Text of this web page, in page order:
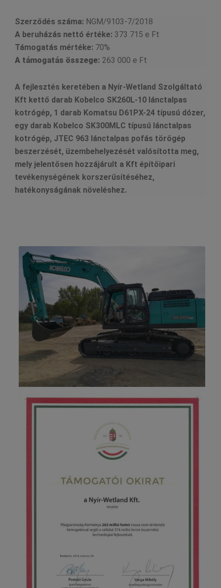
Szerződés száma: NGM/9103-7/2018
A beruházás nettó értéke: 373 715 e Ft
Támogatás mértéke: 70%
A támogatás összege: 263 000 e Ft
A fejlesztés keretében a Nyír-Wetland Szolgáltató
Kft kettő darab Kobelco SK260L-10 lánctalpas
kotrógép, 1 darab Komatsu D61PX-24 típusú dózer,
egy darab Kobelco SK300MLC típusú lánctalpas
kotrógép, JTEC 963 lánctalpas pofás törőgép
beszerzését, üzembehelyezését valósította meg,
mely jelentősen hozzájárult a Kft építőipari
tevékenységének korszerűsítéséhez,
hatékonyságának növeléshez.